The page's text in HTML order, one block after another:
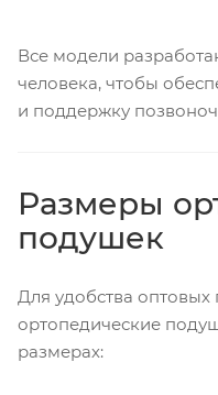
Все модели
человека, чтобы
и поддержку
Размеры
подушек
Для удобства
ортопедические
размерах: